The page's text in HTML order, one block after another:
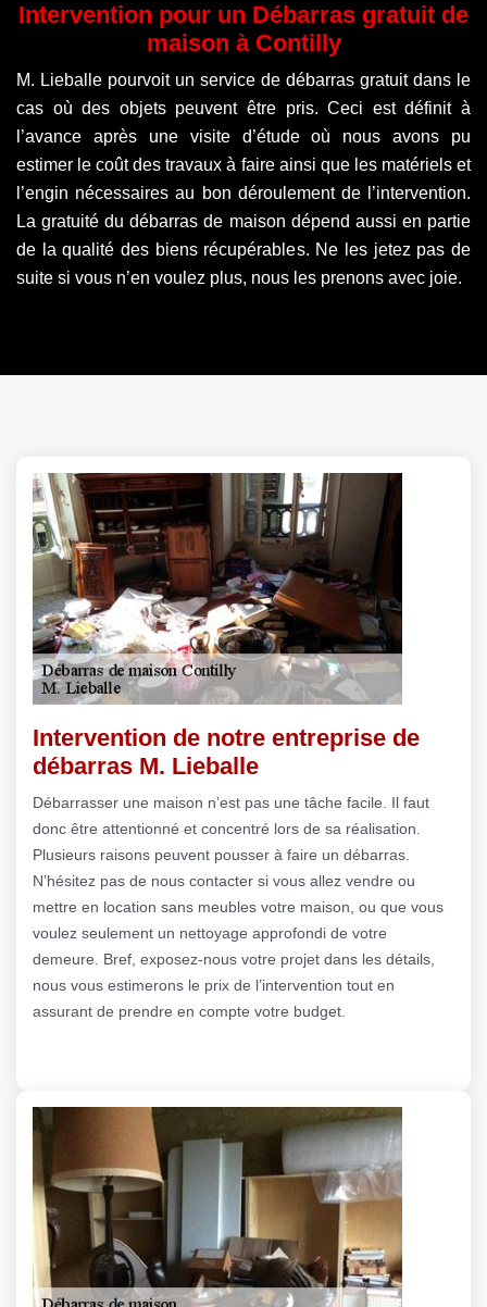
Intervention pour un Débarras gratuit de
maison à Contilly
M. Lieballe pourvoit un service de débarras gratuit dans le
cas où des objets peuvent être pris. Ceci est définit à
l’avance après une visite d’étude où nous avons pu
estimer le coût des travaux à faire ainsi que les matériels et
l’engin nécessaires au bon déroulement de l’intervention.
La gratuité du débarras de maison dépend aussi en partie
de la qualité des biens récupérables. Ne les jetez pas de
suite si vous n’en voulez plus, nous les prenons avec joie.
Intervention de notre entreprise de
débarras M. Lieballe
Débarrasser une maison n’est pas une tâche facile. Il faut
donc être attentionné et concentré lors de sa réalisation.
Plusieurs raisons peuvent pousser à faire un débarras.
N’hésitez pas de nous contacter si vous allez vendre ou
mettre en location sans meubles votre maison, ou que vous
voulez seulement un nettoyage approfondi de votre
demeure. Bref, exposez-nous votre projet dans les détails,
nous vous estimerons le prix de l’intervention tout en
assurant de prendre en compte votre budget.